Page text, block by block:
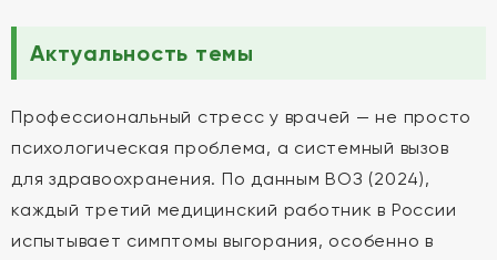
Актуальность темы
Профессиональный стресс у врачей — не просто
психологическая проблема, а системный вызов
для здравоохранения. По данным ВОЗ (2024),
каждый третий медицинский работник в России
испытывает симптомы выгорания, особенно в